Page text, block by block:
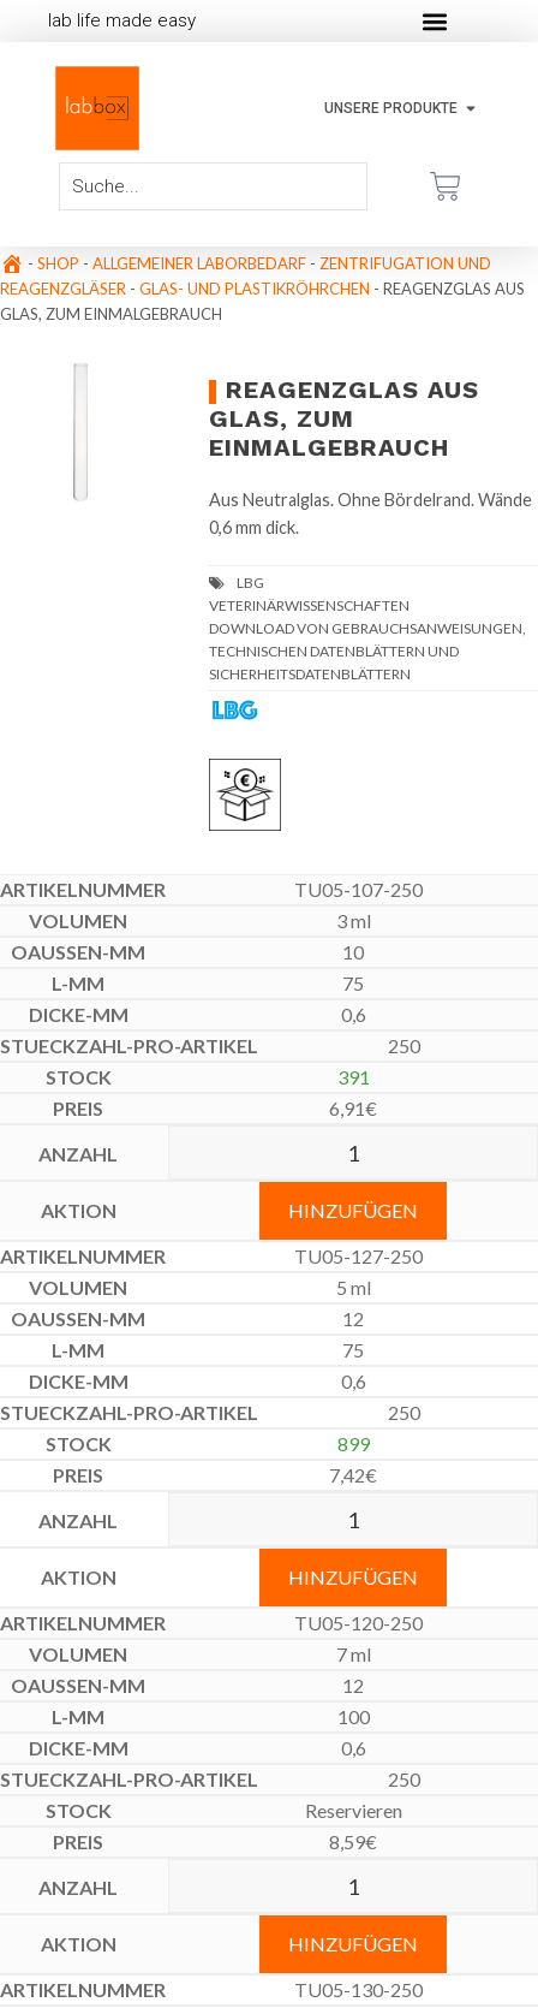
lab life made easy
UNSERE PRODUKTE
- SHOP - ALLGEMEINER LABORBEDARF - ZENTRIFUGATION UND
REAGENZGLÄSER - GLAS- UND PLASTIKRÖHRCHEN - REAGENZGLAS AUS
GLAS, ZUM EINMALGEBRAUCH
REAGENZGLAS AUS
GLAS, ZUM
EINMALGEBRAUCH
Aus Neutralglas. Ohne Bördelrand. Wände
0,6 mm dick.
DOWNLOAD VON GEBRAUCHSANWEISUNGEN,
TECHNISCHEN DATENBLÄTTERN UND
SICHERHEITSDATENBLÄTTERN
TU05-107-250
3 ml
10
75
0,6
250
391
6,91€
HINZUFÜGEN
TU05-127-250
5 ml
12
75
0,6
250
899
7,42€
HINZUFÜGEN
TU05-120-250
7 ml
12
100
0,6
250
Reservieren
8,59€
HINZUFÜGEN
TU05-130-250